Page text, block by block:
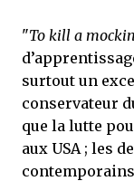
"To kill a
surtout un
conservateur
que la lutte
aux USA ; les
contemporains